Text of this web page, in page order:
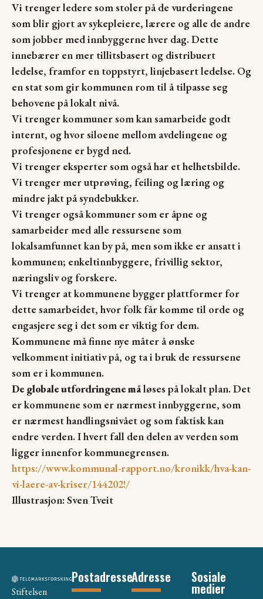
Vi trenger ledere som stoler på de vurderingene
som blir gjort av sykepleiere, lærere og alle de andre
som jobber med innbyggerne hver dag. Dette
innebærer en mer tillitsbasert og distribuert
ledelse, framfor en toppstyrt, linjebasert ledelse. Og
en stat som gir kommunen rom til å tilpasse seg
behovene på lokalt nivå.
Vi trenger kommuner som kan samarbeide godt
internt, og hvor siloene mellom avdelingene og
profesjonene er bygd ned.
Vi trenger eksperter som også har et helhetsbilde.
Vi trenger mer utprøving, feiling og læring og
mindre jakt på syndebukker.
Vi trenger også kommuner som er åpne og
samarbeider med alle ressursene som
lokalsamfunnet kan by på, men som ikke er ansatt i
kommunen; enkeltinnbyggere, frivillig sektor,
næringsliv og forskere.
Vi trenger at kommunene bygger plattformer for
dette samarbeidet, hvor folk får komme til orde og
engasjere seg i det som er viktig for dem.
Kommunene må finne nye måter å ønske
velkomment initiativ på, og ta i bruk de ressursene
som er i kommunen.
De globale utfordringene måløses på lokalt plan. Det
er kommunene som er nærmest innbyggerne, som
er nærmest handlingsnivået og som faktisk kan
endre verden. I hvert fall den delen av verden som
ligger innenfor kommunegrensen.
https://www.kommunal-rapport.no/kronikk/hva-kan-
vi-laere-av-kriser/144202!/
Illustrasjon: Sven Tveit
Stiftelsen
PostadresseAdresse Sosiale
medier